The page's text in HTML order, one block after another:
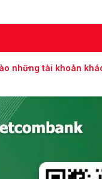
những tài khoản